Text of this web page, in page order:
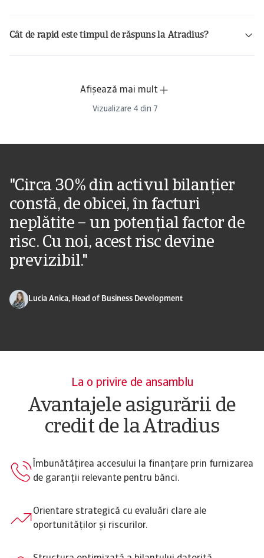
Cât de rapid este timpul de răspuns la Atradius?
Afișează mai mult
Vizualizare 4 din 7
"Circa 30 % din activul bilanțier
constă, de obicei, în facturi
neplătite – un potențial factor de
risc. Cu noi, acest risc devine
previzibil."
Lucia Anica, Head of Business Development
La o privire de ansamblu
Avantajele asigurării de
credit de la Atradius
Îmbunătățirea accesului la finanțare prin furnizarea
de garanții relevante pentru bănci.
Orientare strategică cu evaluări clare ale
oportunităților și riscurilor.